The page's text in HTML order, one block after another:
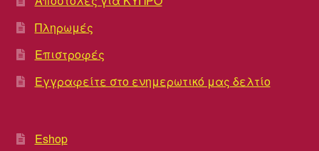
Πληρωμές
Επιστροφές
Εγγραφείτε στο ενημερωτικό μας δελτίο
Eshop